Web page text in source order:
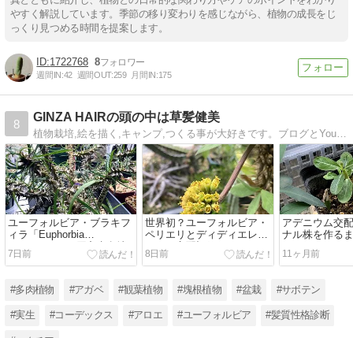
やすく解説しています。季節の移り変わりを感じながら、植物の成長をじ
っくり見つめる時間を提案します。
1722768 8
週間IN:42 週間OUT:259 月間IN:175
8
GINZA HAIRの頭の中は草髪健美
植物栽培,絵を描く,キャンプ,つくる事が大好きです。ブログとYouTubeで草髪健美発信中！ 20年の髪質性格研究と理美容世界大会・技能五輪国際大会の優勝の経験を元に美容室と髪質性格診断を運営。子供4人（成人高中小）のパパしてます。
ユーフォルビア・ブラキフ
ィラ「Euphorbia
brachyphylla」原産生息地
と育て方
7日前
世界初？ユーフォルビア・
ペリエリとディディエレオ
イデス交配記録
8日前
アデニウム交
ナル株を作る
11ヶ月前
#多肉植物 #アガベ #観葉植物 #塊根植物 #盆栽 #サボテン
#実生 #コーデックス #アロエ #ユーフォルビア #髪質性格診断